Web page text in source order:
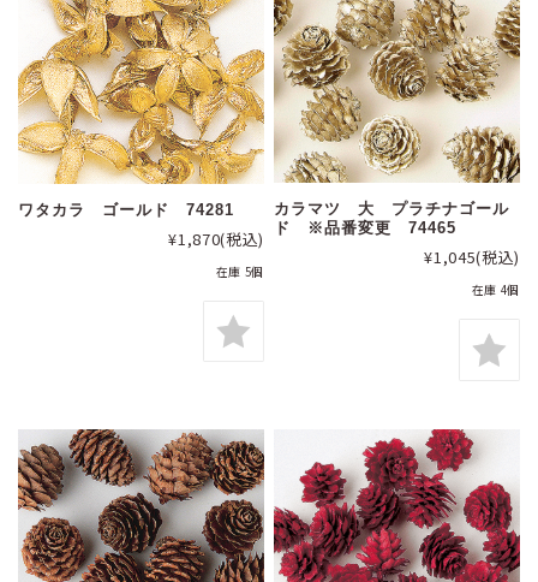
ワタカラ ゴールド 74281
¥1,870(税込)
在庫 5個
カラマツ 大 プラチナゴール
ド ※品番変更 74465
¥1,045(税込)
在庫 4個